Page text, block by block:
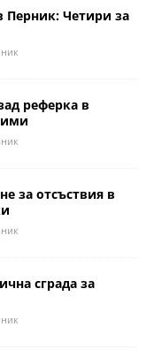
Перник: Четири за
реферка в
за отсъствия в
сграда за